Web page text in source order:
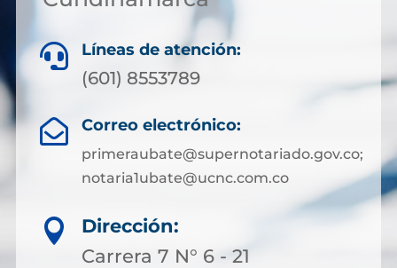
 Líneas de atención:
(601) 8553789
 Correo electrónico:
primeraubate@supernotariado.gov.co;
notaria1ubate@ucnc.com.co

Dirección:
Carrera 7 N° 6 - 21